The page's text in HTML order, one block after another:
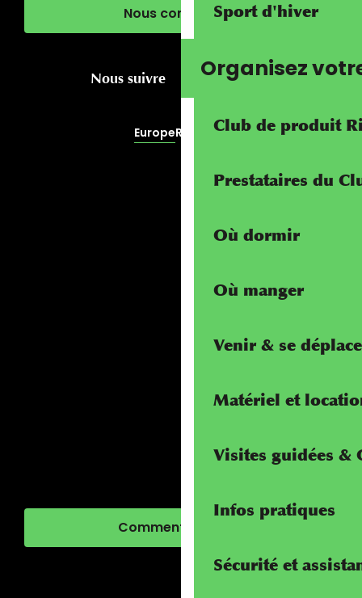
Sport d'hiver
Organisez
Club de produit
Prestataires du
Où dormir
Où manger
Venir & se
Matériel et
Visites guidées &
Infos pratiques
Sécurité et
Nous contacter
Nous suivre
EuropeRivierALP
Comment venir ?